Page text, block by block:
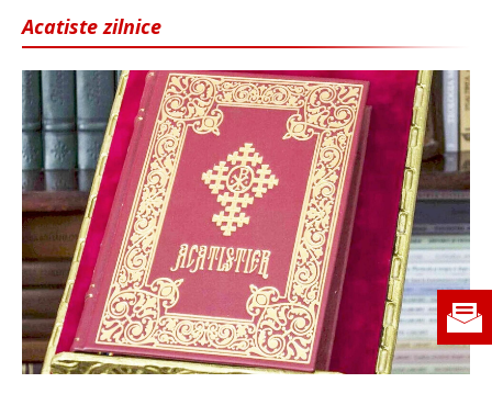
Acatiste zilnice